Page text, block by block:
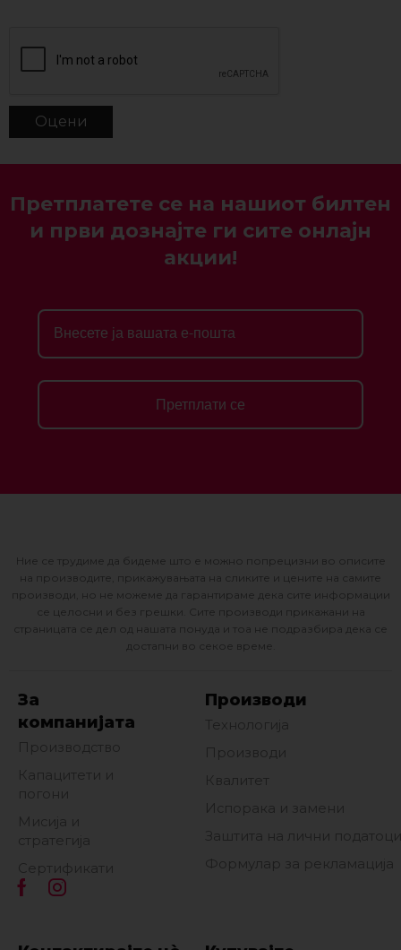
Претплатете се на нашиот билтен
и први дознајте ги сите онлајн
акции!
Претплати се
Ние се трудиме да бидеме што е можно попрецизни во описите
на производите, прикажувањата на сликите и цените на самите
производи, но не можеме да гарантираме дека сите информации
се целосни и без грешки. Сите производи прикажани на
страницата се дел од нашата понуда и тоа не подразбира дека се
достапни во секое време.
За
компанијата
Производство
Капацитети и
погони
Мисија и
стратегија
Сертификати
Производи
Технологија
Производи
Квалитет
Испорака и замени
Заштита на лични податоци
Формулар за рекламација